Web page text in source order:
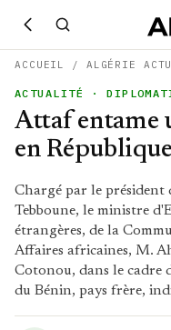
ACCUEIL / ALGÉRIE ACTU
ACTUALITÉ ·
Attaf entame
en
Chargé par le président
Tebboune, le ministre
étrangères, de la
Affaires africaines, M.
Cotonou, dans le cadre
du Bénin, pays frère,